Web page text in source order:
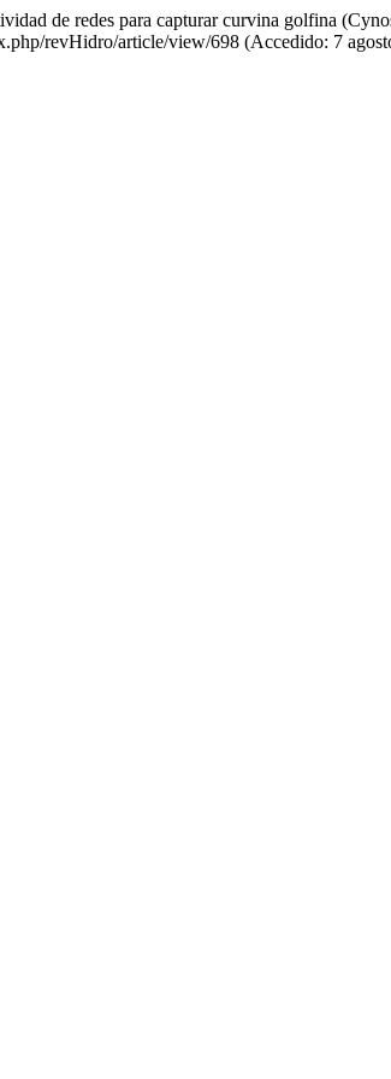
de redes para capturar curvina golfina
revHidro/article/view/698 (Accedido: 7